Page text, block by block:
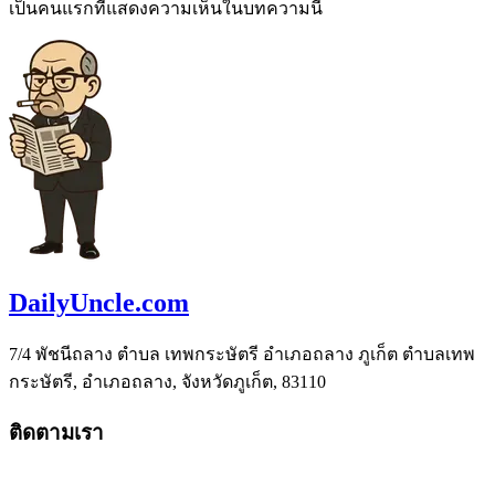
เป็นคนแรกที่แสดงความเห็นในบทความนี้
DailyUncle.com
7/4 พัชนีถลาง ตำบล เทพกระษัตรี อำเภอถลาง ภูเก็ต ตำบลเทพ
กระษัตรี, อำเภอถลาง, จังหวัดภูเก็ต, 83110
ติดตามเรา